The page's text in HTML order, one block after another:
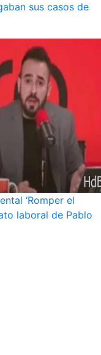
sus casos de
‘Romper el
laboral de Pablo